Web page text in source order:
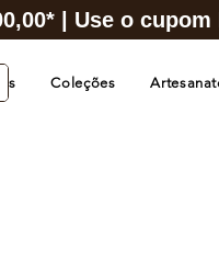
Coleções
| Use o